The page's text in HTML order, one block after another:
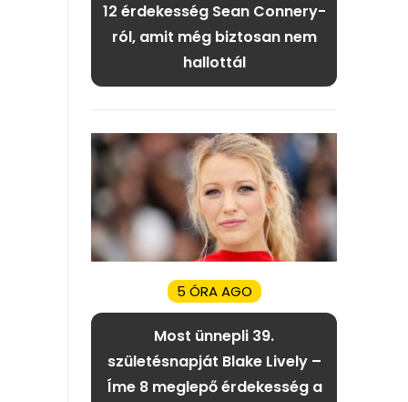
12 érdekesség Sean Connery-
ról, amit még biztosan nem
hallottál
5 ÓRA AGO
Most ünnepli 39.
születésnapját Blake Lively –
Íme 8 meglepő érdekesség a